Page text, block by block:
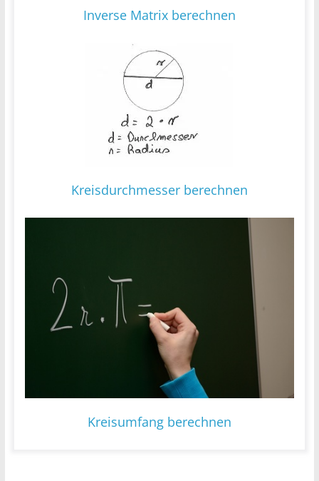
Inverse Matrix berechnen
Kreisdurchmesser berechnen
Kreisumfang berechnen